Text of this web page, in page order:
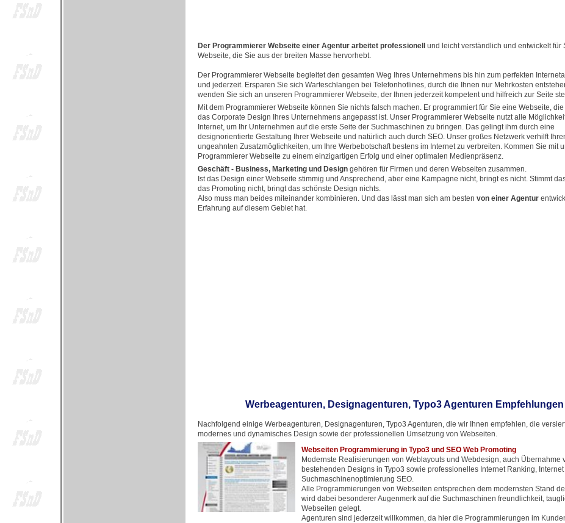
Der Programmierer Webseite einer Agentur arbeitet professionell und leicht verständlich und entwickelt für
Webseite, die Sie aus der breiten Masse hervorhebt.
Der Programmierer Webseite begleitet den gesamten Weg Ihres Unternehmens bis hin zum perfekten
und jederzeit. Ersparen Sie sich Warteschlangen bei Telefonhotlines, durch die Ihnen nur Mehrkosten
wenden Sie sich an unseren Programmierer Webseite, der Ihnen jederzeit kompetent und hilfreich zur Seite
Mit dem Programmierer Webseite können Sie nichts falsch machen. Er programmiert für Sie eine Webseite,
das Corporate Design Ihres Unternehmens angepasst ist. Unser Programmierer Webseite nutzt alle
Internet, um Ihr Unternehmen auf die erste Seite der Suchmaschinen zu bringen. Das gelingt ihm durch eine
designorientierte Gestaltung Ihrer Webseite und natürlich auch durch SEO. Unser großes Netzwerk verhilft
ungeahnten Zusatzmöglichkeiten, um Ihre Werbebotschaft bestens im Internet zu verbreiten. Kommen Sie mit
Programmierer Webseite zu einem einzigartigen Erfolg und einer optimalen Medienpräsenz.
Geschäft - Business, Marketing und Design gehören für Firmen und deren Webseiten zusammen.
Ist das Design einer Webseite stimmig und Ansprechend, aber eine Kampagne nicht, bringt es nicht. Stimmt
das Promoting nicht, bringt das schönste Design nichts.
Also muss man beides miteinander kombinieren. Und das lässt man sich am besten von einer Agentur
Erfahrung auf diesem Gebiet hat.
Werbeagenturen, Designagenturen, Typo3 Agenturen Empfehlungen
Nachfolgend einige Werbeagenturen, Designagenturen, Typo3 Agenturen, die wir Ihnen empfehlen, die
modernes und dynamisches Design sowie der professionellen Umsetzung von Webseiten.
Webseiten Programmierung in Typo3 und SEO Web Promoting
Modernste Realisierungen von Weblayouts und Webdesign, auch Übernahme
bestehenden Designs in Typo3 sowie professionelles Internet Ranking,
Suchmaschinenoptimierung SEO.
Alle Programmierungen von Webseiten entsprechen dem modernsten Stand
wird dabei besonderer Augenmerk auf die Suchmaschinen freundlichkeit,
Webseiten gelegt.
Agenturen sind jederzeit willkommen, da hier die Programmierungen im